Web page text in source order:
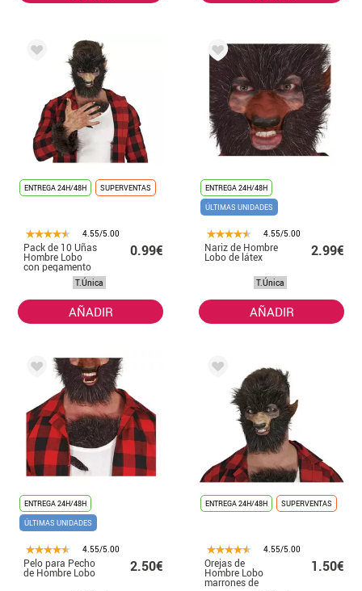
ENTREGA 24H/48H SUPERVENTAS
4.55/5.00
Pack de 10 Uñas
Hombre Lobo
con pegamento
0.99€
T.Única
AÑADIR
ENTREGA 24H/48H
ÚLTIMAS UNIDADES
4.55/5.00
Nariz de Hombre
Lobo de látex 2.99€
T.Única
AÑADIR
ENTREGA 24H/48H
ÚLTIMAS UNIDADES
4.55/5.00
Pelo para Pecho
de Hombre Lobo 2.50€
ENTREGA 24H/48H SUPERVENTAS
4.55/5.00
Orejas de
Hombre Lobo
marrones de
1.50€